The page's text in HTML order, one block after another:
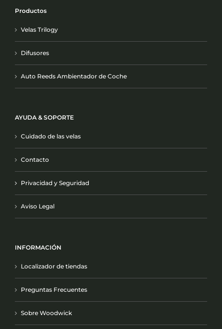
Productos
Velas Trilogy
Difusores
Auto Reeds Ambientador de Coche
AYUDA & SOPORTE
Cuidado de las velas
Contacto
Privacidad y Seguridad
Aviso Legal
INFORMACIÓN
Localizador de tiendas
Preguntas Frecuentes
Sobre Woodwick